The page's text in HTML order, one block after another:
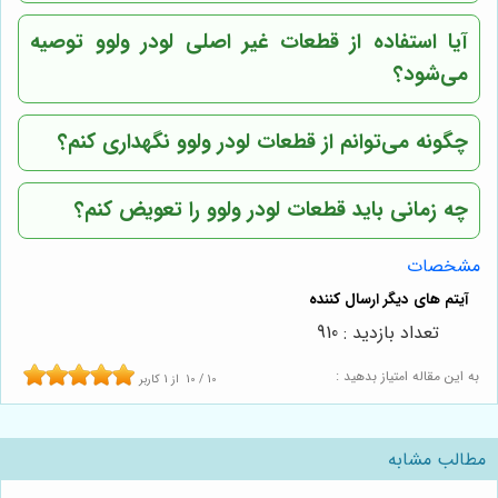
آیا استفاده از قطعات غیر اصلی لودر ولوو توصیه
می‌شود؟
چگونه می‌توانم از قطعات لودر ولوو نگهداری کنم؟
چه زمانی باید قطعات لودر ولوو را تعویض کنم؟
مشخصات
به این مقاله امتیاز بدهید : 10 / 10 از 1 کاربر
تعداد بازدید : 910
مطالب مشابه